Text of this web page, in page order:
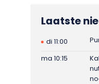
Laatste
di 11:00
ma 10:15